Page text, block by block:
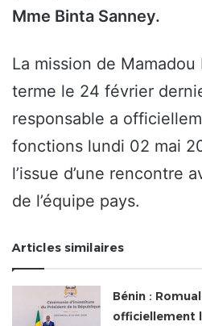
Mme Binta Sanney.
La mission de
terme le 24 février
responsable a
fonctions lundi 02 mai
l’issue d’une rencontre
de l’équipe pays.
Articles similaires
Bénin :
officiellement